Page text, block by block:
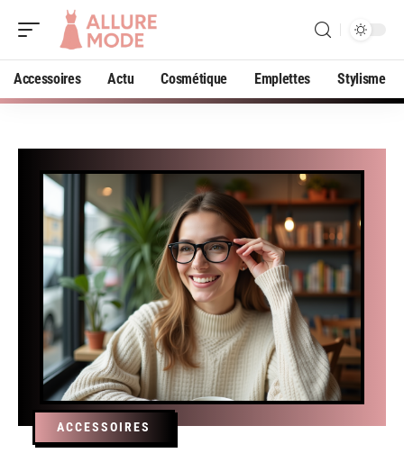
Accessoires Actu Cosmétique Emplettes Stylisme
ACCESSOIRES